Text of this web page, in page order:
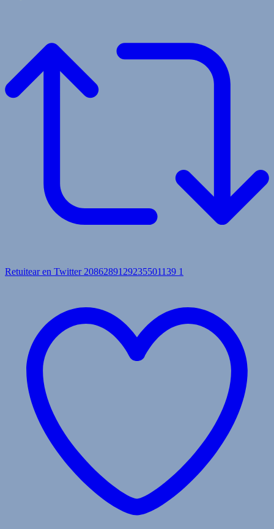
Retuitear en Twitter 2086289129235501139 1